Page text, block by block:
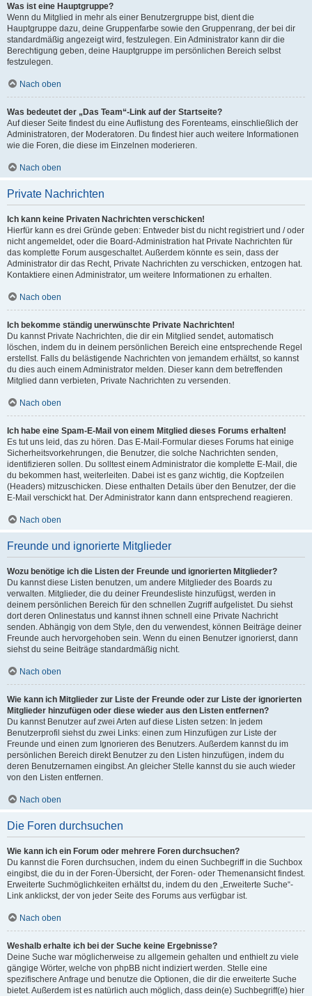
Was ist eine Hauptgruppe?
Wenn du Mitglied in mehr als einer Benutzergruppe bist, dient die
Hauptgruppe dazu, deine Gruppenfarbe sowie den Gruppenrang, der bei dir
standardmäßig angezeigt wird, festzulegen. Ein Administrator kann dir die
Berechtigung geben, deine Hauptgruppe im persönlichen Bereich selbst
festzulegen.
Nach oben
Was bedeutet der „Das Team“-Link auf der Startseite?
Auf dieser Seite findest du eine Auflistung des Forenteams, einschließlich der
Administratoren, der Moderatoren. Du findest hier auch weitere Informationen
wie die Foren, die diese im Einzelnen moderieren.
Nach oben
Private Nachrichten
Ich kann keine Privaten Nachrichten verschicken!
Hierfür kann es drei Gründe geben: Entweder bist du nicht registriert und / oder
nicht angemeldet, oder die Board-Administration hat Private Nachrichten für
das komplette Forum ausgeschaltet. Außerdem könnte es sein, dass der
Administrator dir das Recht, Private Nachrichten zu verschicken, entzogen hat.
Kontaktiere einen Administrator, um weitere Informationen zu erhalten.
Nach oben
Ich bekomme ständig unerwünschte Private Nachrichten!
Du kannst Private Nachrichten, die dir ein Mitglied sendet, automatisch
löschen, indem du in deinem persönlichen Bereich eine entsprechende Regel
erstellst. Falls du belästigende Nachrichten von jemandem erhältst, so kannst
du dies auch einem Administrator melden. Dieser kann dem betreffenden
Mitglied dann verbieten, Private Nachrichten zu versenden.
Nach oben
Ich habe eine Spam-E-Mail von einem Mitglied dieses Forums erhalten!
Es tut uns leid, das zu hören. Das E-Mail-Formular dieses Forums hat einige
Sicherheitsvorkehrungen, die Benutzer, die solche Nachrichten senden,
identifizieren sollen. Du solltest einem Administrator die komplette E-Mail, die
du bekommen hast, weiterleiten. Dabei ist es ganz wichtig, die Kopfzeilen
(Headers) mitzuschicken. Diese enthalten Details über den Benutzer, der die
E-Mail verschickt hat. Der Administrator kann dann entsprechend reagieren.
Nach oben
Freunde und ignorierte Mitglieder
Wozu benötige ich die Listen der Freunde und ignorierten Mitglieder?
Du kannst diese Listen benutzen, um andere Mitglieder des Boards zu
verwalten. Mitglieder, die du deiner Freundesliste hinzufügst, werden in
deinem persönlichen Bereich für den schnellen Zugriff aufgelistet. Du siehst
dort deren Onlinestatus und kannst ihnen schnell eine Private Nachricht
senden. Abhängig von dem Style, den du verwendest, können Beiträge deiner
Freunde auch hervorgehoben sein. Wenn du einen Benutzer ignorierst, dann
siehst du seine Beiträge standardmäßig nicht.
Nach oben
Wie kann ich Mitglieder zur Liste der Freunde oder zur Liste der ignorierten
Mitglieder hinzufügen oder diese wieder aus den Listen entfernen?
Du kannst Benutzer auf zwei Arten auf diese Listen setzen: In jedem
Benutzerprofil siehst du zwei Links: einen zum Hinzufügen zur Liste der
Freunde und einen zum Ignorieren des Benutzers. Außerdem kannst du im
persönlichen Bereich direkt Benutzer zu den Listen hinzufügen, indem du
deren Benutzernamen eingibst. An gleicher Stelle kannst du sie auch wieder
von den Listen entfernen.
Nach oben
Die Foren durchsuchen
Wie kann ich ein Forum oder mehrere Foren durchsuchen?
Du kannst die Foren durchsuchen, indem du einen Suchbegriff in die Suchbox
eingibst, die du in der Foren-Übersicht, der Foren- oder Themenansicht findest.
Erweiterte Suchmöglichkeiten erhältst du, indem du den „Erweiterte Suche“-
Link anklickst, der von jeder Seite des Forums aus verfügbar ist.
Nach oben
Weshalb erhalte ich bei der Suche keine Ergebnisse?
Deine Suche war möglicherweise zu allgemein gehalten und enthielt zu viele
gängige Wörter, welche von phpBB nicht indiziert werden. Stelle eine
spezifischere Anfrage und benutze die Optionen, die dir die erweiterte Suche
bietet. Außerdem ist es natürlich auch möglich, dass dein(e) Suchbegriff(e) hier